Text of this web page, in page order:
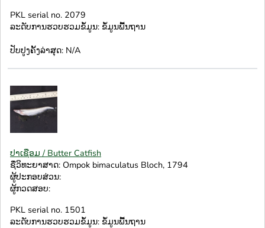
PKL serial no. 2079
ລະດັບການຮວບຮວມຂໍ້ມູນ: ຂໍ້ມູນພື້ນຖານ
ປັບປູງຄັ້ງລ່າສຸດ: N/A
ປາເຊືອມ / Butter Catfish
ຊື່ວິທະຍາສາດ: Ompok bimaculatus Bloch, 1794
ຜູ້ປະກອບສ່ວນ:
ຜູ້ກວດສອບ:
PKL serial no. 1501
ລະດັບການຮວບຮວມຂໍ້ມູນ: ຂໍ້ມູນພື້ນຖານ